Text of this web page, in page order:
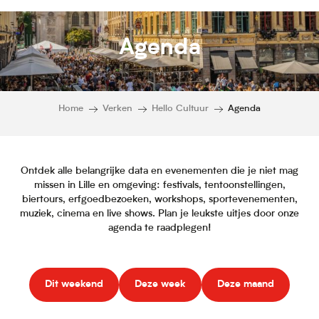
Agenda
Home Verken Hello Cultuur Agenda
Ontdek alle belangrijke data en evenementen die je niet mag
missen in Lille en omgeving: festivals, tentoonstellingen,
biertours, erfgoedbezoeken, workshops, sportevenementen,
muziek, cinema en live shows. Plan je leukste uitjes door onze
agenda te raadplegen!
Dit weekend Deze week Deze maand